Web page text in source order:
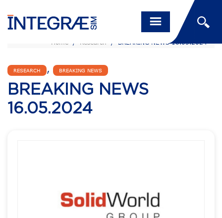
Home / Research / BREAKING NEWS 16.05.2024
RESEARCH , BREAKING NEWS
BREAKING NEWS
16.05.2024